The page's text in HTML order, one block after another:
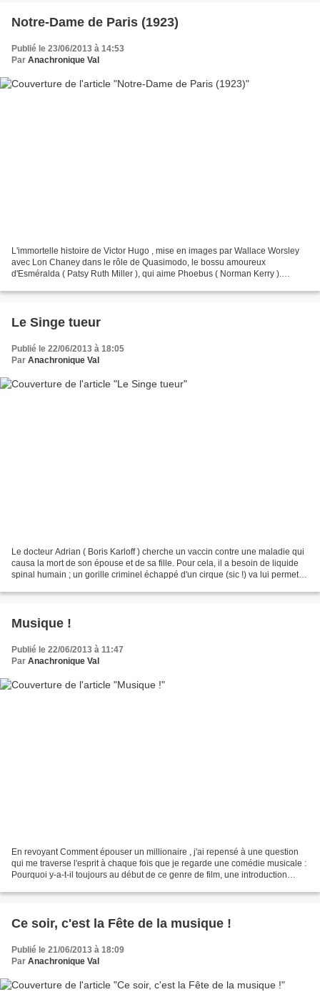
Notre-Dame de Paris (1923)
Publié le 23/06/2013 à 14:53
Par Anachronique Val
L'immortelle histoire de Victor Hugo , mise en images par Wallace Worsley
avec Lon Chaney dans le rôle de Quasimodo, le bossu amoureux
d'Esméralda ( Patsy Ruth Miller ), qui aime Phoebus ( Norman Kerry ).
Le Singe tueur
Publié le 22/06/2013 à 18:05
Par Anachronique Val
Le docteur Adrian ( Boris Karloff ) cherche un vaccin contre une maladie qui
causa la mort de son épouse et de sa fille. Pour cela, il a besoin de liquide
spinal humain ; un gorille criminel échappé d'un cirque (sic !) va lui permettre
Musique !
Publié le 22/06/2013 à 11:47
Par Anachronique Val
En revoyant Comment épouser un millionaire , j'ai repensé à une question
qui me traverse l'esprit à chaque fois que je regarde une comédie musicale :
Pourquoi y-a-t-il toujours au début de ce genre de film, une introduction
Ce soir, c'est la Fête de la musique !
Publié le 21/06/2013 à 18:09
Par Anachronique Val